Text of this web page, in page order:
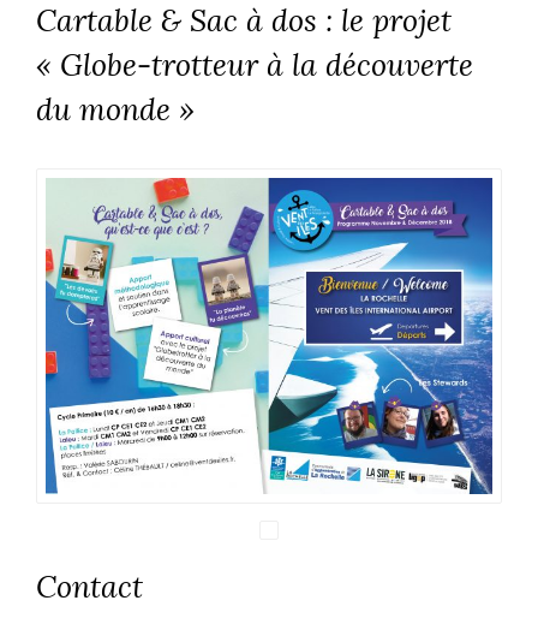
Cartable & Sac à dos : le projet
« Globe-trotteur à la découverte
du monde »
Contact